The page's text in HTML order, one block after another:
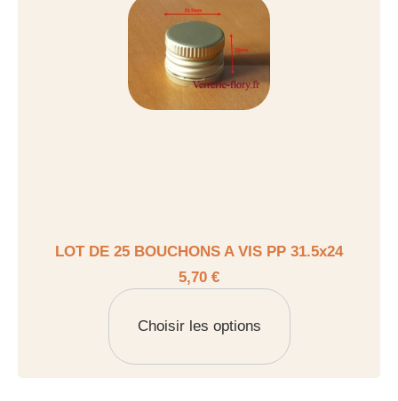
LOT DE 25 BOUCHONS A VIS PP 31.5x24
5,70 €
Choisir les options